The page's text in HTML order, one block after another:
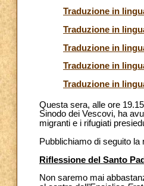
Traduzione in
Traduzione in
Traduzione in
Traduzione in
Traduzione in
Questa sera, alle ore
Sinodo dei Vescovi, ha
migranti e i rifugiati
Pubblichiamo di seguito la
Riflessione del Santo
Non saremo mai